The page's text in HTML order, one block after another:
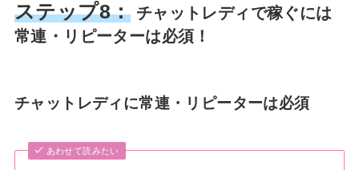
ステップ8： チャットレディで稼ぐには
常連・リピーターは必須！
チャットレディに常連・リピーターは必須
あわせて読みたい